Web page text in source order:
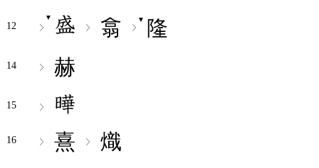
12
▼ 翕 ▼ 隆
14 赫
15
16 熹 熾